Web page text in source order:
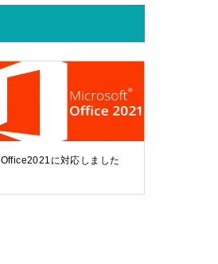
Office2021に対応しました